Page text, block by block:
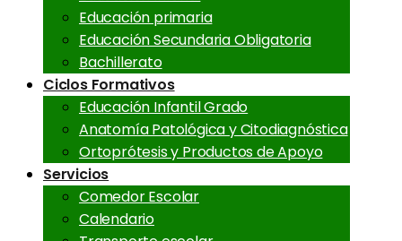
Educación primaria
Educación Secundaria Obligatoria
Bachillerato
Ciclos Formativos
Educación Infantil Grado
Anatomía Patológica y Citodiagnóstica
Ortoprótesis y Productos de Apoyo
Servicios
Comedor Escolar
Calendario